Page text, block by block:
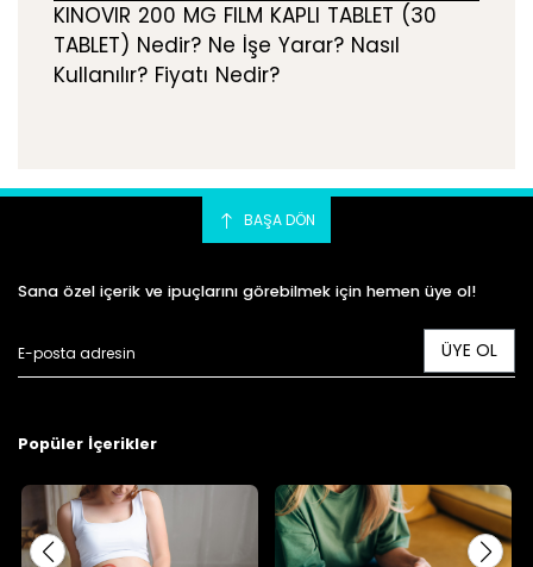
KINOVIR 200 MG FILM KAPLI TABLET (30
TABLET) Nedir? Ne İşe Yarar? Nasıl
Kullanılır? Fiyatı Nedir?
BAŞA DÖN
Sana özel içerik ve ipuçlarını görebilmek için hemen üye ol!
ÜYE OL
Popüler İçerikler